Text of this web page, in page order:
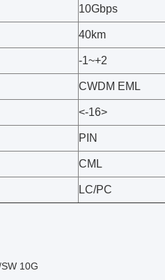
10Gbps
40km
-1~+2
CWDM EML
<-16>
PIN
CML
LC/PC
10G